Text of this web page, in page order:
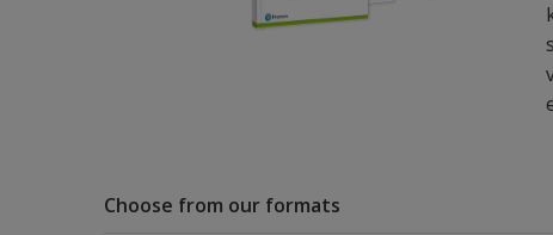
Choose from our formats